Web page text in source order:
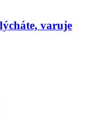
varuje